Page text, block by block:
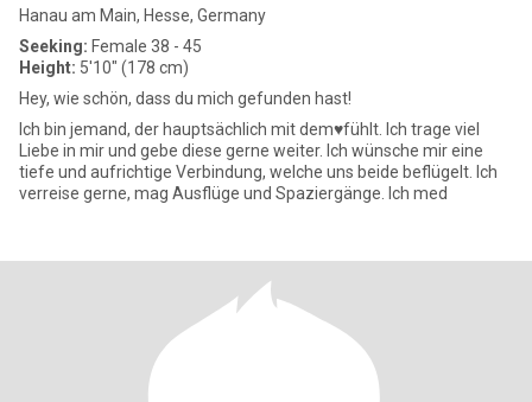
Hanau am Main, Hesse, Germany
Seeking: Female 38 - 45
Height: 5'10" (178 cm)
Hey, wie schön, dass du mich gefunden hast!
Ich bin jemand, der hauptsächlich mit dem♥️fühlt. Ich trage viel
Liebe in mir und gebe diese gerne weiter. Ich wünsche mir eine
tiefe und aufrichtige Verbindung, welche uns beide beflügelt. Ich
verreise gerne, mag Ausflüge und Spaziergänge. Ich med